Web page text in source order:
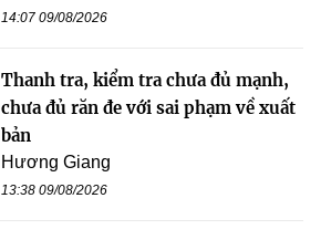
14:07 09/08/2026
Thanh tra, kiểm tra chưa đủ mạnh,
chưa đủ răn đe với sai phạm về xuất
bản
Hương Giang
13:38 09/08/2026